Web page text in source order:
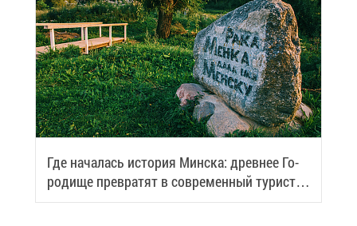
Где на­ча­лась ис­то­рия Мин­ска: древ­нее Го­
ро­ди­ще пре­вра­тят в со­вре­мен­ный ту­ри­сти­
че­ский центр